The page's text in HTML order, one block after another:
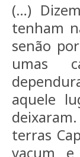
(…)
tenham
senão
umas
aquele
terras
vacum